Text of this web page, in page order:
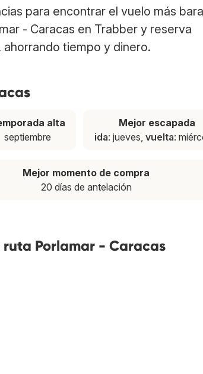
para encontrar el vuelo más
- Caracas en Trabber y reserva
tiempo y dinero.
alta
septiembre
Mejor escapada
ida: jueves, vuelta:
Mejor momento de compra
20 días de antelación
Porlamar - Caracas